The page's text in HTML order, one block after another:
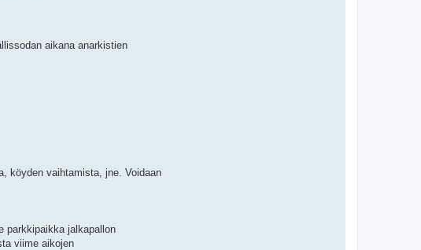
aikana anarkistien
köyden vaihtamista, jne. Voidaan
parkkipaikka jalkapallon
viime aikojen